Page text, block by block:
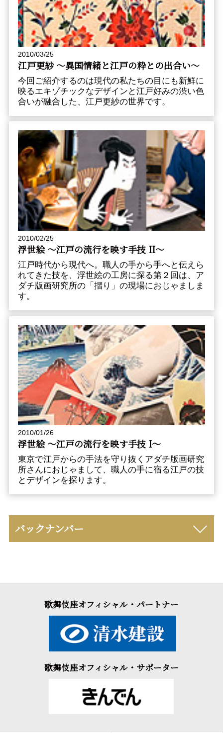
2010/03/25
江戸更紗 〜異国情緒と江戸の粋との出合い〜
今回ご紹介するのは現代の私たちの目にも新鮮に
映るエキゾチックなデザインと江戸好みの渋い色
合いが融合した、江戸更紗の世界です。
2010/02/25
浮世絵 〜江戸の流行を映す手技 II〜
江戸時代から現代へ。職人の手から手へと伝えら
れてきた技を、浮世絵の工房に探る第２回は、ア
ダチ版画研究所の「摺り」の現場におじゃましま
す。
2010/01/26
浮世絵 〜江戸の流行を映す手技 I〜
東京で江戸からの手法を守り抜くアダチ版画研究
所さんにおじゃまして、職人の手に宿る江戸の技
とデザインを探ります。
バックナンバー
歌舞伎座オフィシャル・パートナー
歌舞伎座オフィシャル・サポーター